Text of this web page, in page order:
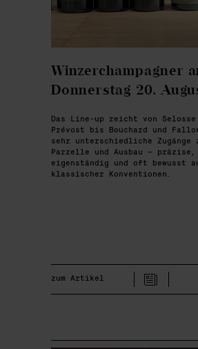
Winzerchampagner
Donnerstag 20.
Das Line-up reicht von Selosse
Prévost bis Bouchard und
sehr unterschiedliche Zugänge
Parzelle und Ausbau – präzise,
eigenständig und oft bewusst
klassischer Konventionen.
zum Artikel